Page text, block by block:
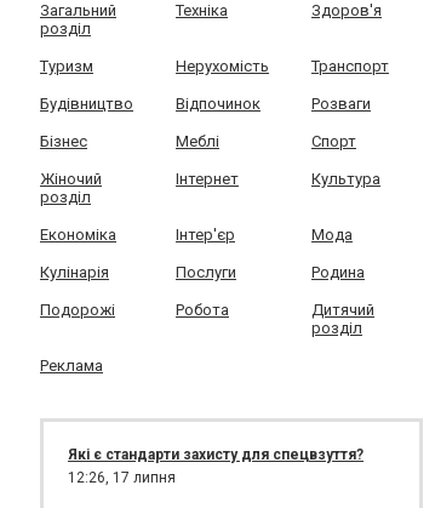
Загальний
розділ
Техніка Здоров'я
Туризм Нерухомість Транспорт
Будівництво Відпочинок Розваги
Бізнес Меблі Спорт
Жіночий
розділ
Інтернет Культура
Економіка Інтер'єр Мода
Кулінарія Послуги Родина
Подорожі Робота
Дитячий
розділ
Реклама
Які є стандарти захисту для спецвзуття?
12:26, 17 липня